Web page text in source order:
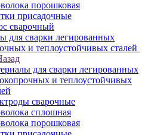
порошковая
присадочные
сварочный
для сварки легированных
и теплоустойчивых сталей
для сварки легированных
и теплоустойчивых
сварочные
сплошная
порошковая